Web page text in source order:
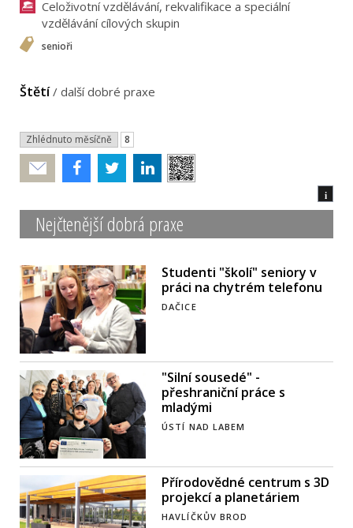
Celoživotní vzdělávání, rekvalifikace a speciální
vzdělávání cílových skupin
senioři
Štětí/ další dobré praxe
Zhlédnuto měsíčně 8
Poslat
i
Nejčtenější dobrá praxe
Studenti "školí" seniory v
práci na chytrém telefonu
DAČICE
"Silní sousedé" -
přeshraniční práce s
mladými
ÚSTÍ NAD LABEM
Přírodovědné centrum s 3D
projekcí a planetáriem
HAVLÍČKŮV BROD